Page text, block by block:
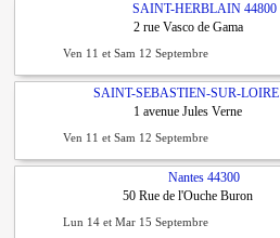
SAINT-HERBLAIN 44800
2 rue Vasco de Gama
Ven 11 et Sam 12 Septembre
SAINT-SEBASTIEN-SUR-LOIRE
1 avenue Jules Verne
Ven 11 et Sam 12 Septembre
Nantes 44300
50 Rue de l'Ouche Buron
Lun 14 et Mar 15 Septembre